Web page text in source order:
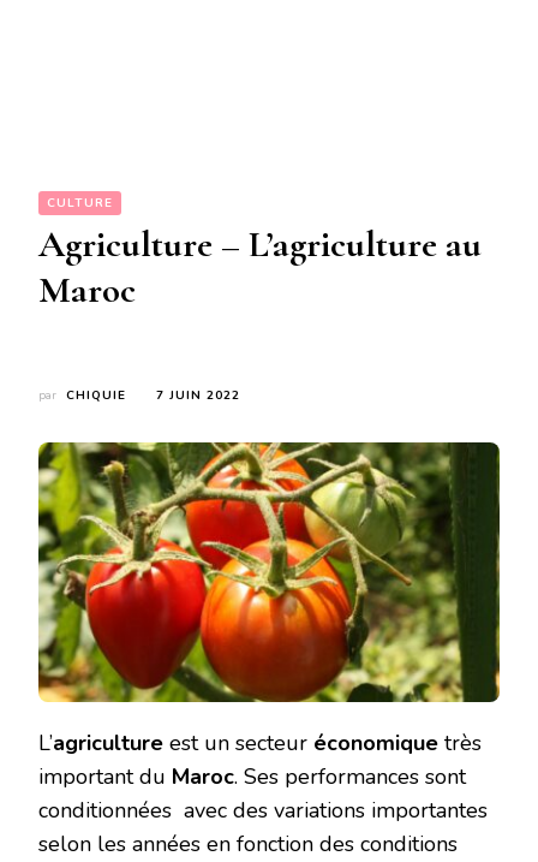
CULTURE
Agriculture – L’agriculture au
Maroc
par CHIQUIE 7 JUIN 2022
L’agriculture est un secteur économique très
important du Maroc. Ses performances sont
conditionnées avec des variations importantes
selon les années en fonction des conditions